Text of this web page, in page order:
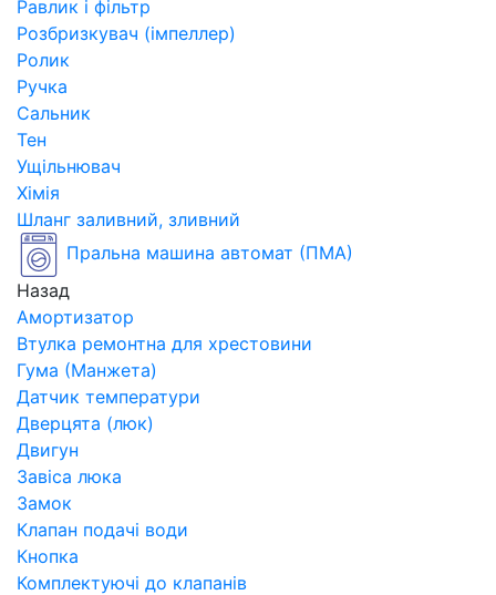
Равлик і фільтр
Розбризкувач (імпеллер)
Ролик
Ручка
Сальник
Тен
Ущільнювач
Хімія
Шланг заливний, зливний
Пральна машина автомат (ПМА)
Назад
Амортизатор
Втулка ремонтна для хрестовини
Гума (Манжета)
Датчик температури
Дверцята (люк)
Двигун
Завіса люка
Замок
Клапан подачі води
Кнопка
Комплектуючі до клапанів